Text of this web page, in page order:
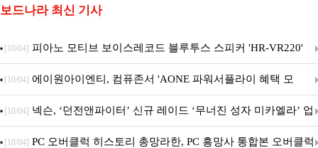
보드나라 최신 기사
[10/04] 피아노 모티브 보이스레코드 블루투스 스피커 'HR-VR220'
출시
[10/04] 에이원아이엔티, 컴퓨존서 'AONE 파워서플라이 혜택 모
음.ZIP' 이벤트 진행
[10/04] 넥슨, ‘던전앤파이터’ 신규 레이드 ‘무너진 성자 미카엘라’ 업
데이트!
[10/04] PC 오버클럭 히스토리 총망라한, PC 흥망사 통합본 오버클럭